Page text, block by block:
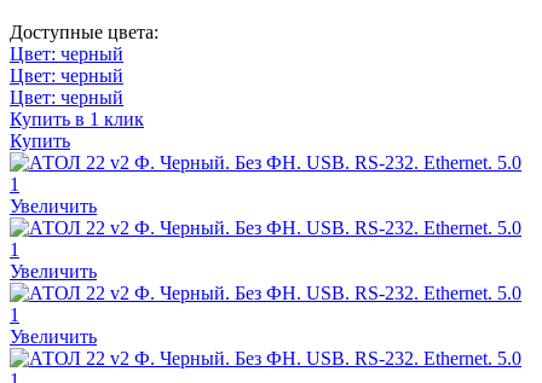
Доступные цвета:
Цвет: черный
Цвет: черный
Цвет: черный
Купить в 1 клик
Купить
Увеличить
Увеличить
Увеличить